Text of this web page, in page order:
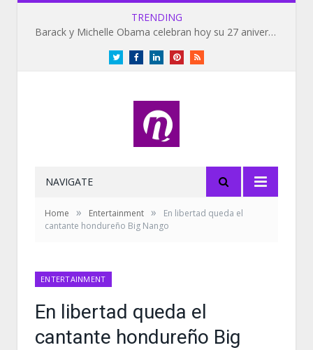
TRENDING
Barack y Michelle Obama celebran hoy su 27 aniversario de bodas
TwitterFacebookLinkedInPinterestRSS
NAVIGATE
Home » Entertainment »
En libertad queda el
cantante hondureño Big Nango
ENTERTAINMENT
En libertad queda el
cantante hondureño Big